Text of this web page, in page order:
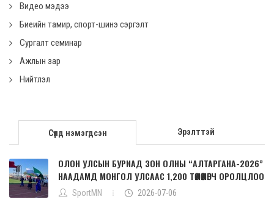
Видео мэдээ
Биеийн тамир, спорт-шинэ сэргэлт
Сургалт семинар
Ажлын зар
Нийтлэл
Сүүлд нэмэгдсэн Эрэлттэй
ОЛОН УЛСЫН БУРИАД ЗОН ОЛНЫ “АЛТАРГАНА-2026”
НААДАМД МОНГОЛ УЛСААС 1,200 ТӨЛӨӨЛӨГЧ ОРОЛЦЛОО
SportMN 2026-07-06